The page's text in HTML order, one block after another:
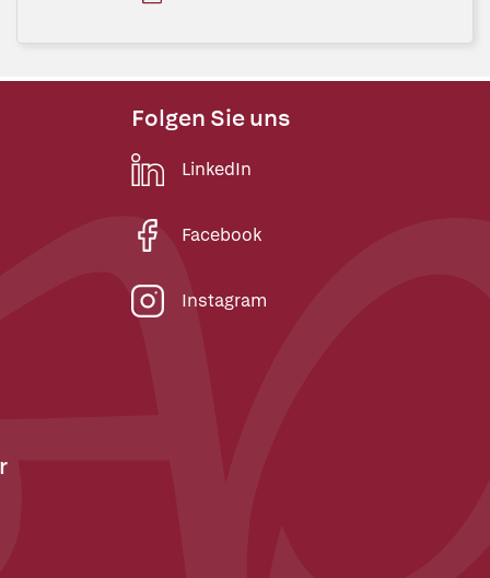
Folgen Sie uns
LinkedIn
Facebook
Instagram